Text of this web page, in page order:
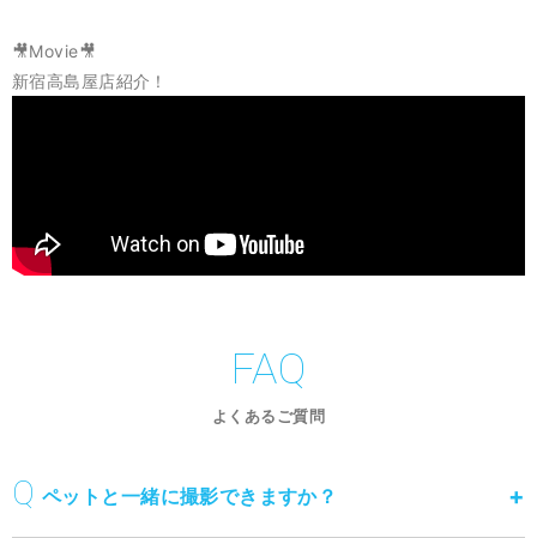
🎥Movie🎥
新宿高島屋店紹介！
FAQ
よくあるご質問
ペットと一緒に撮影できますか？